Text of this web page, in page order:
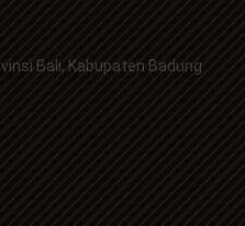
Bali, Kabupaten Badung